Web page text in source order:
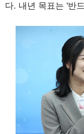
다. 내년 목표는 '반